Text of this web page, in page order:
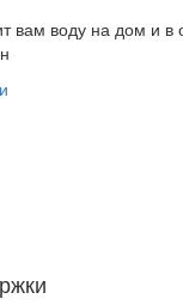
вам воду на дом и